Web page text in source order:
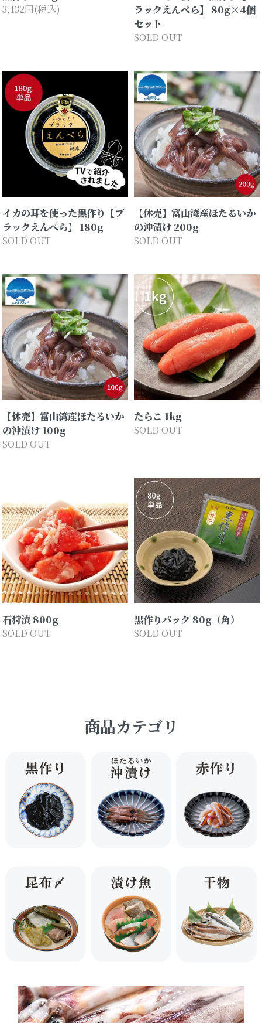
3,132円(税込)
ラックえんぺら】 80g×4個
セット
SOLD OUT
イカの耳を使った黒作り【ブ
ラックえんぺら】 180g
SOLD OUT
【休売】富山湾産ほたるいか
の沖漬け 200g
SOLD OUT
【休売】富山湾産ほたるいか
の沖漬け 100g
SOLD OUT
たらこ 1kg
SOLD OUT
石狩漬 800g
SOLD OUT
黒作りパック 80g（角）
SOLD OUT
商品カテゴリ